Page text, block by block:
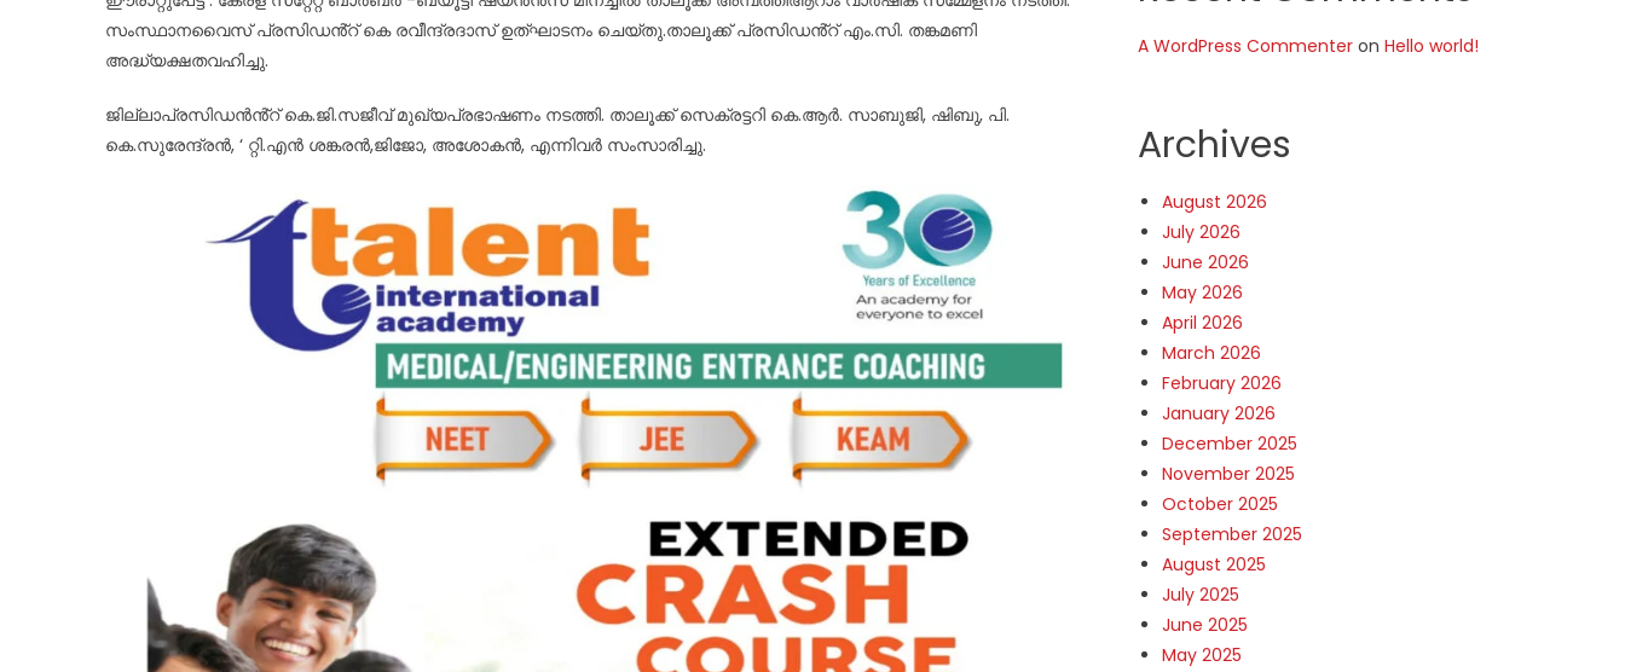
സംസ്ഥാനവൈസ് പ്രസിഡൻ്റ് കെ രവീന്ദ്രദാസ് ഉത്ഘാടനം ചെയ്തു.താലൂക്ക് പ്രസിഡൻ്റ് എം.സി. തങ്കമണി
അദ്ധ്യക്ഷതവഹിച്ചു.
ജില്ലാപ്രസിഡൻൻ്റ് കെ.ജി.സജീവ് മുഖ്യപ്രഭാഷണം നടത്തി. താലൂക്ക് സെക്രട്ടറി കെ.ആർ. സാബുജി, ഷിബു, പി.
കെ.സുരേന്ദ്രൻ, ‘ റ്റി.എൻ ശങ്കരൻ,ജിജോ, അശോകൻ, എന്നിവർ സംസാരിച്ചു.
A WordPress Commenter onHello world!
Archives
August 2026
July 2026
June 2026
May 2026
April 2026
March 2026
February 2026
January 2026
December 2025
November 2025
October 2025
September 2025
August 2025
July 2025
June 2025
May 2025